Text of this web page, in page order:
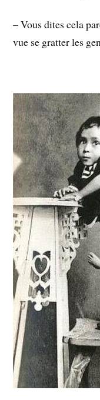
– Vous dites cela
vue se gratter les